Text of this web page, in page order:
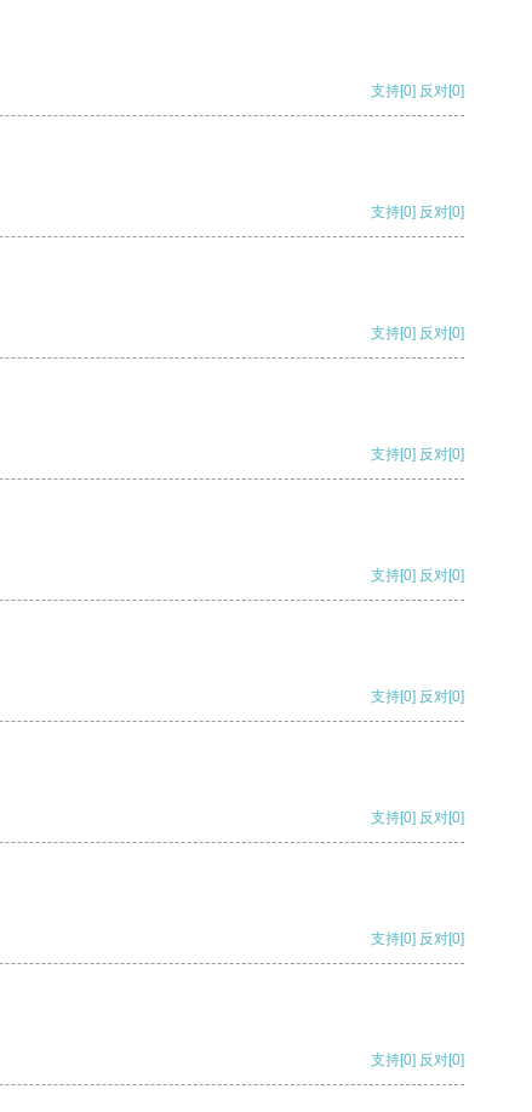
支持[0] 反对[0]
支持[0] 反对[0]
支持[0] 反对[0]
支持[0] 反对[0]
支持[0] 反对[0]
支持[0] 反对[0]
支持[0] 反对[0]
支持[0] 反对[0]
支持[0] 反对[0]